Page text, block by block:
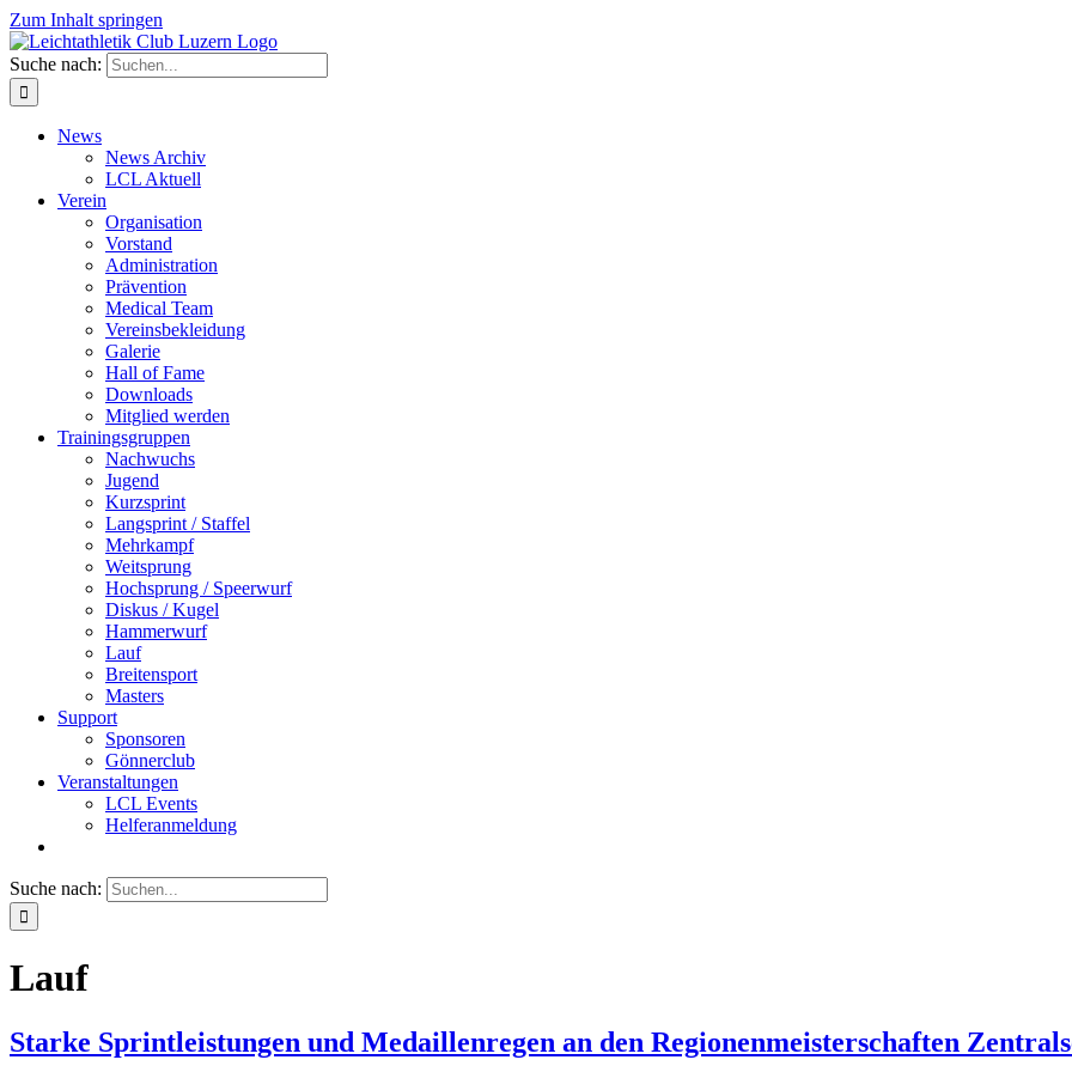
Zum Inhalt springen
Suche nach:
News
News Archiv
LCL Aktuell
Verein
Organisation
Vorstand
Administration
Prävention
Medical Team
Vereinsbekleidung
Galerie
Hall of Fame
Downloads
Mitglied werden
Trainingsgruppen
Nachwuchs
Jugend
Kurzsprint
Langsprint / Staffel
Mehrkampf
Weitsprung
Hochsprung / Speerwurf
Diskus / Kugel
Hammerwurf
Lauf
Breitensport
Masters
Support
Sponsoren
Gönnerclub
Veranstaltungen
LCL Events
Helferanmeldung
Suche nach:
Lauf
Starke Sprintleistungen und Medaillenregen an den Regionenmeisterschaften